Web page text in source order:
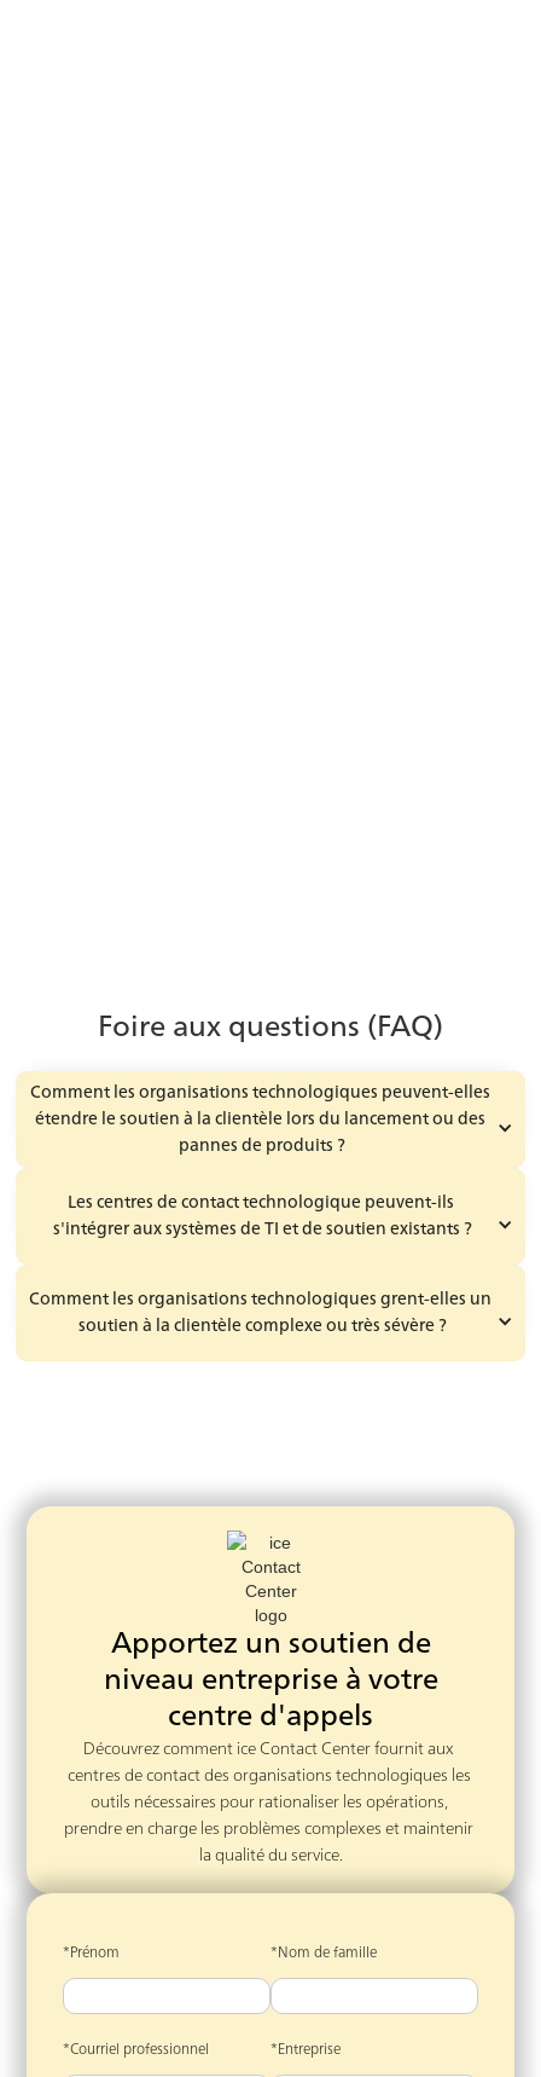
Foire aux questions (FAQ)
Comment les organisations technologiques peuvent-elles
étendre le soutien à la clientèle lors du lancement ou des
pannes de produits ?
Les centres de contact technologique peuvent-ils
s'intégrer aux systèmes de TI et de soutien existants ?
Comment les organisations technologiques grent-elles un
soutien à la clientèle complexe ou très sévère ?
Apportez un soutien de
niveau entreprise à votre
centre d'appels
Découvrez comment ice Contact Center fournit aux
centres de contact des organisations technologiques les
outils nécessaires pour rationaliser les opérations,
prendre en charge les problèmes complexes et maintenir
la qualité du service.
*Prénom
*Courriel professionnel
*Nom de famille
*Entreprise